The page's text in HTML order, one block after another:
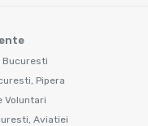
Bucuresti
Pipera
Voluntari
Aviatiei